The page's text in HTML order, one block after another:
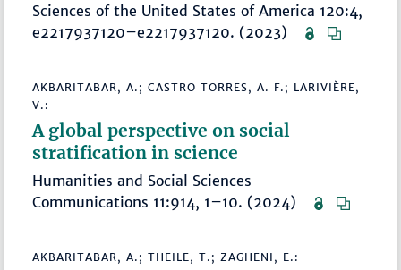
Sciences of the United States of America 120:4,
e2217937120–e2217937120. (2023)
AKBARITABAR, A.; CASTRO TORRES, A. F.; LARIVIÈRE,
V.:
A global perspective on social
stratification in science
Humanities and Social Sciences
Communications 11:914, 1–10. (2024)
AKBARITABAR, A.; THEILE, T.; ZAGHENI, E.: